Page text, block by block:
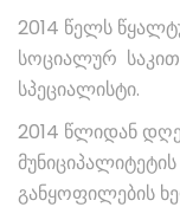
2014 წელს
სოციალურ
სპეციალისტი.
2014 წლიდან
განყოფილების